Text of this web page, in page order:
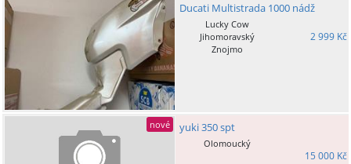
Ducati Multistrada 1000 nádž
Lucky Cow
Jihomoravský
Znojmo
2 999 Kč
nové yuki 350 spt
Olomoucký
15 000 Kč